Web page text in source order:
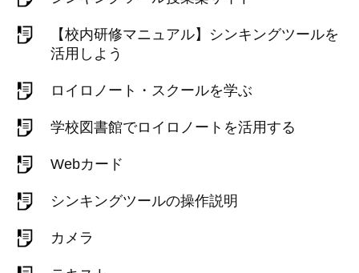
【校内研修マニュアル】シンキングツールを
活用しよう
ロイロノート・スクールを学ぶ
学校図書館でロイロノートを活用する
Webカード
シンキングツールの操作説明
カメラ